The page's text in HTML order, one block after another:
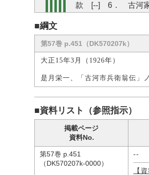
款 [--] 6． 古河
■綱文
第57巻 p.451（DK570207k）
大正15年3月（1926年）
是月栄一、「古河市兵衛翁伝」
■資料リスト（参照指示）
掲載ページ
資料No.
第57巻 p.451
（DK570207k-0000）
--
【